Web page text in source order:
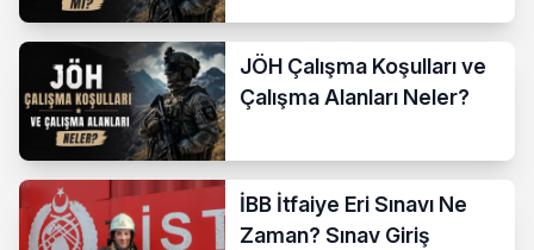
JÖH Çalışma Koşulları ve
Çalışma Alanları Neler?
İBB İtfaiye Eri Sınavı Ne
Zaman? Sınav Giriş